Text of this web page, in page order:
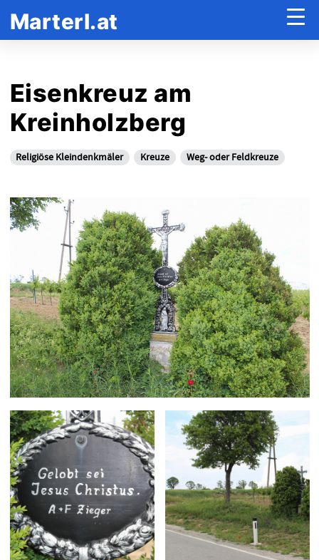
Marterl.at
Eisenkreuz am
Kreinholzberg
Religiöse Kleindenkmäler Kreuze Weg- oder Feldkreuze